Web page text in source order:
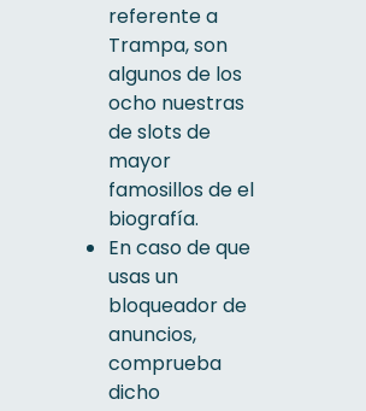
referente a
Trampa, son
algunos de los
ocho nuestras
de slots de
mayor
famosillos de el
biografía.
En caso de que
usas un
bloqueador de
anuncios,
comprueba
dicho